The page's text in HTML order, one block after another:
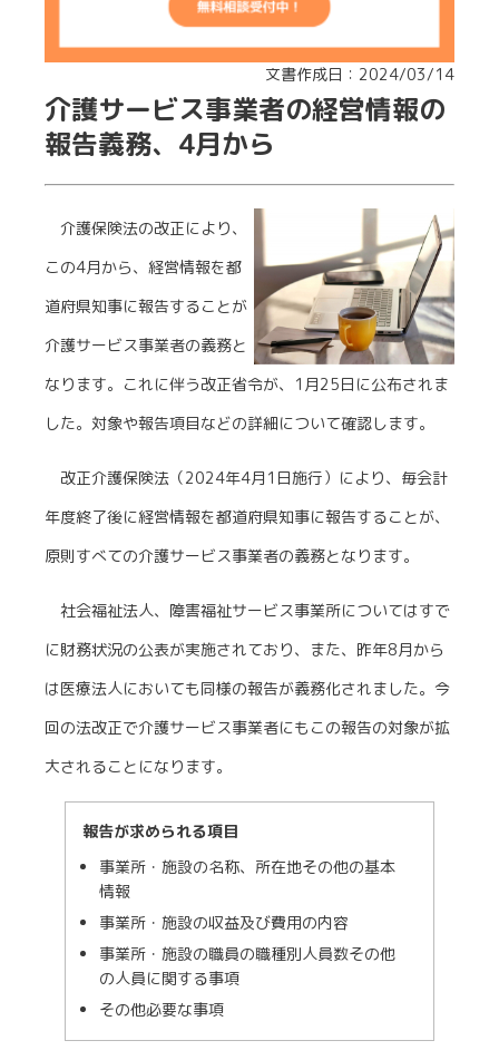
文書作成日：2024/03/14
介護サービス事業者の経営情報の
報告義務、4月から
介護保険法の改正により、
この4月から、経営情報を都
道府県知事に報告することが
介護サービス事業者の義務と
なります。これに伴う改正省令が、1月25日に公布されま
した。対象や報告項目などの詳細について確認します。
改正介護保険法（2024年4月1日施行）により、毎会計
年度終了後に経営情報を都道府県知事に報告することが、
原則すべての介護サービス事業者の義務となります。
社会福祉法人、障害福祉サービス事業所についてはすで
に財務状況の公表が実施されており、また、昨年8月から
は医療法人においても同様の報告が義務化されました。今
回の法改正で介護サービス事業者にもこの報告の対象が拡
大されることになります。
報告が求められる項目
事業所・施設の名称、所在地その他の基本
情報
事業所・施設の収益及び費用の内容
事業所・施設の職員の職種別人員数その他
の人員に関する事項
その他必要な事項